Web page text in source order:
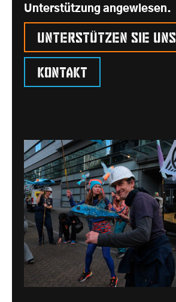
Unterstützung angewiesen.
Unterstützen Sie uns
Kontakt